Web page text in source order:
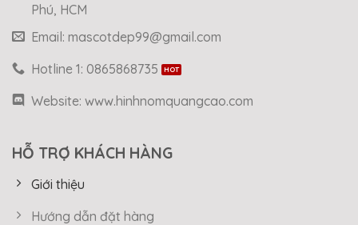
Phú, HCM
Email: mascotdep99@gmail.com
Hotline 1: 0865868735
Website: www.hinhnomquangcao.com
HỖ TRỢ KHÁCH HÀNG
Giới thiệu
Hướng dẫn đặt hàng